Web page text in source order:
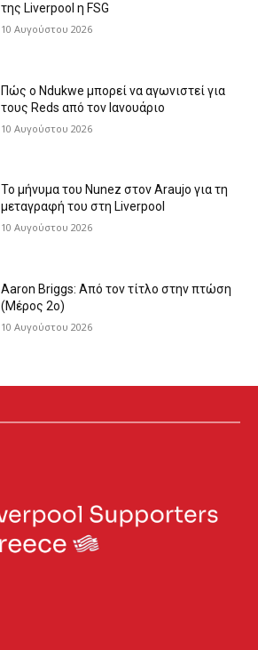
της Liverpool η FSG
10 Αυγούστου 2026
Πώς ο Ndukwe μπορεί να αγωνιστεί για
τους Reds από τον Ιανουάριο
10 Αυγούστου 2026
Το μήνυμα του Nunez στον Araujo για τη
μεταγραφή του στη Liverpool
10 Αυγούστου 2026
Aaron Briggs: Από τον τίτλο στην πτώση
(Μέρος 2ο)
10 Αυγούστου 2026